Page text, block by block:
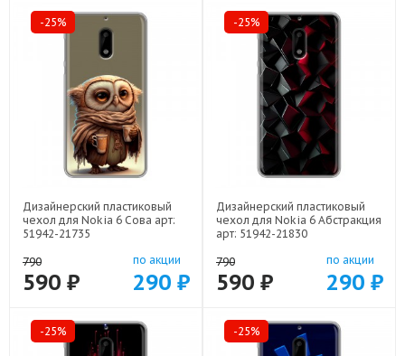
-25%
Дизайнерский пластиковый
чехол для Nokia 6 Сова арт:
51942-21735
790
590 ₽
по акции
290 ₽
-25%
Дизайнерский пластиковый
чехол для Nokia 6 Абстракция
арт: 51942-21830
790
590 ₽
по акции
290 ₽
-25% -25%